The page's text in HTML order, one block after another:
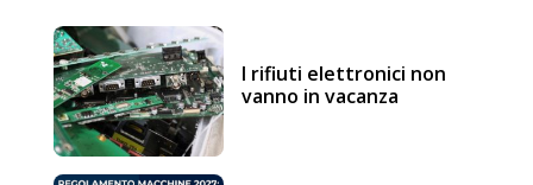
I rifiuti elettronici non
vanno in vacanza